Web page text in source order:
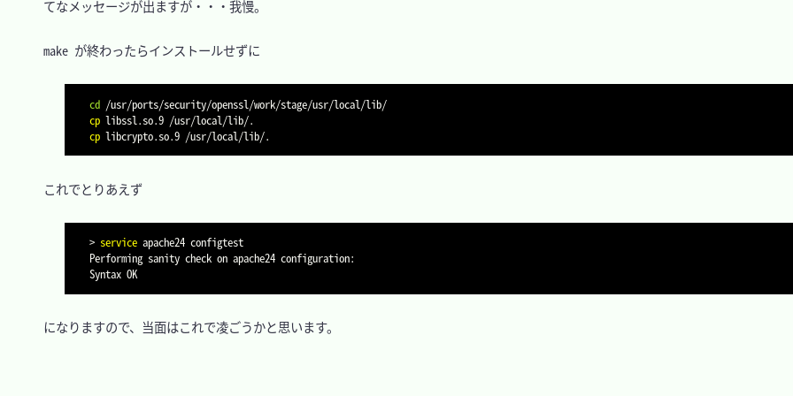
てなメッセージが出ますが・・・我慢。
make が終わったらインストールせずに
cd
/usr/ports/security/openssl/work/stage/usr/local/lib/
cp
cp
これでとりあえず
> service apache24 configtest
Performing sanity check on apache24 configuration:
Syntax OK
になりますので、当面はこれで凌ごうかと思います。